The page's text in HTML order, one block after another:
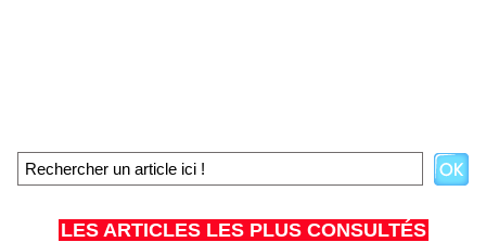
LES ARTICLES LES PLUS CONSULTÉS